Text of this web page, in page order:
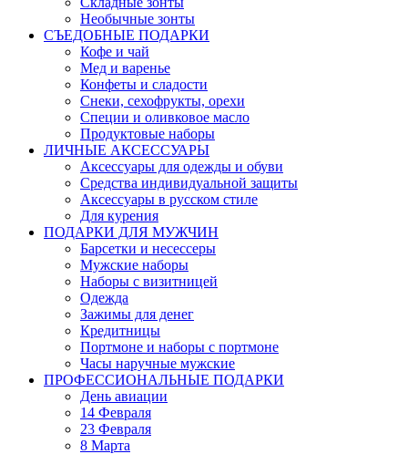
Необычные зонты
СЪЕДОБНЫЕ ПОДАРКИ
Кофе и чай
Мед и варенье
Конфеты и сладости
Снеки, сехофрукты, орехи
Специи и оливковое масло
Продуктовые наборы
ЛИЧНЫЕ АКСЕССУАРЫ
Аксессуары для одежды и обуви
Средства индивидуальной защиты
Аксессуары в русском стиле
Для курения
ПОДАРКИ ДЛЯ МУЖЧИН
Барсетки и несессеры
Мужские наборы
Наборы с визитницей
Одежда
Зажимы для денег
Кредитницы
Портмоне и наборы с портмоне
Часы наручные мужские
ПРОФЕССИОНАЛЬНЫЕ ПОДАРКИ
День авиации
14 Февраля
23 Февраля
8 Марта